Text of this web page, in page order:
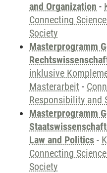
and Organization -
Connecting
Society
Masterprogramm
inklusive
Masterarbeit -
Responsibility and
Masterprogramm
Law and Politics -
Connecting
Society